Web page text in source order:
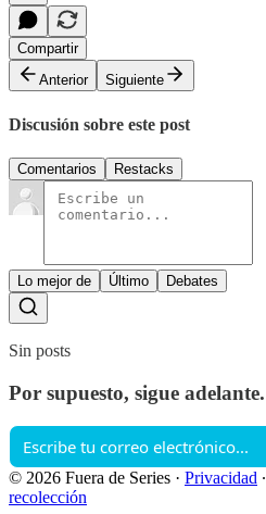
Compartir
Anterior
Siguiente
Discusión sobre este post
Comentarios Restacks
Lo mejor de Último Debates
Sin posts
Por supuesto, sigue adelante.
© 2026 Fuera de Series · Privacidad ∙
recolección